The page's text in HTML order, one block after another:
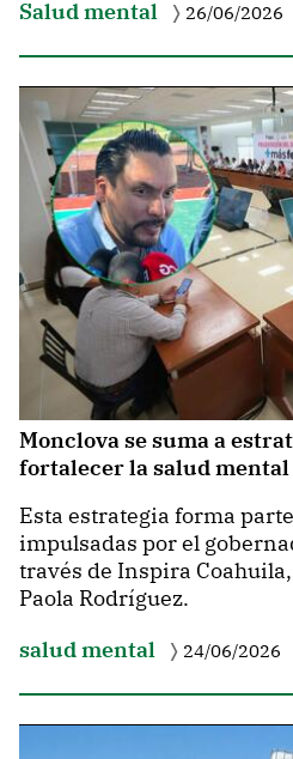
Salud mental 26/06/2026
Monclova se suma a
fortalecer la salud
Esta estrategia forma
impulsadas por el
través de Inspira
Paola Rodríguez.
salud mental
24/06/2026